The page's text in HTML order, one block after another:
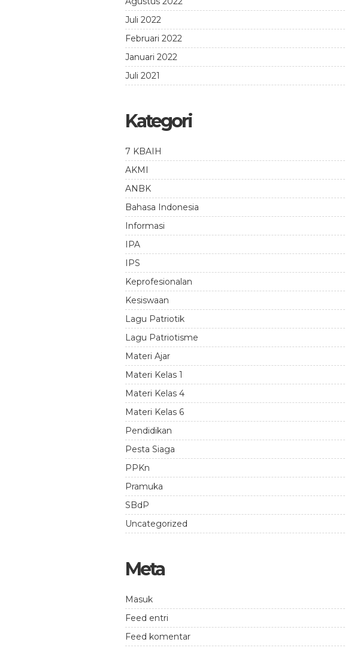
Juli 2022
Februari 2022
Januari 2022
Juli 2021
Kategori
7 KBAIH
AKMI
ANBK
Bahasa Indonesia
Informasi
IPA
IPS
Keprofesionalan
Kesiswaan
Lagu Patriotik
Lagu Patriotisme
Materi Ajar
Materi Kelas 1
Materi Kelas 4
Materi Kelas 6
Pendidikan
Pesta Siaga
PPKn
Pramuka
SBdP
Uncategorized
Meta
Masuk
Feed entri
Feed komentar